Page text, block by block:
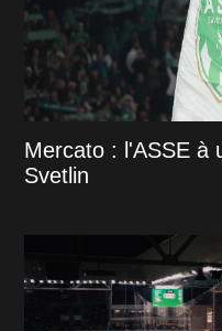
Mercato : l'ASSE à
Svetlin